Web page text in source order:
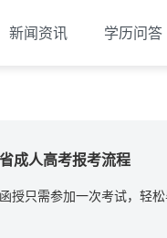
新闻资讯 学历问答
成人高考报考流程
授只需参加一次考试，轻